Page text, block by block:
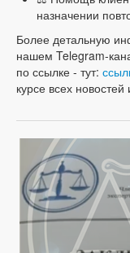
назначении
Более детальную
нашем Telegram-
по ссылке - тут:
курсе всех